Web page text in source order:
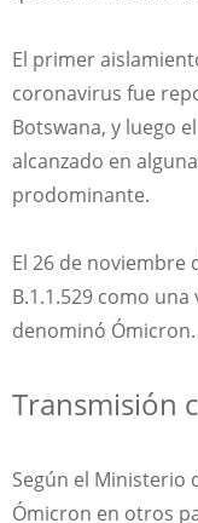
El primer
coronavirus fue
Botswana, y luego
alcanzado en
prodominante.
El 26 de noviembre
B.1.1.529 como
denominó Ómicron.
Transmisión
Según el Ministerio
Ómicron en otros